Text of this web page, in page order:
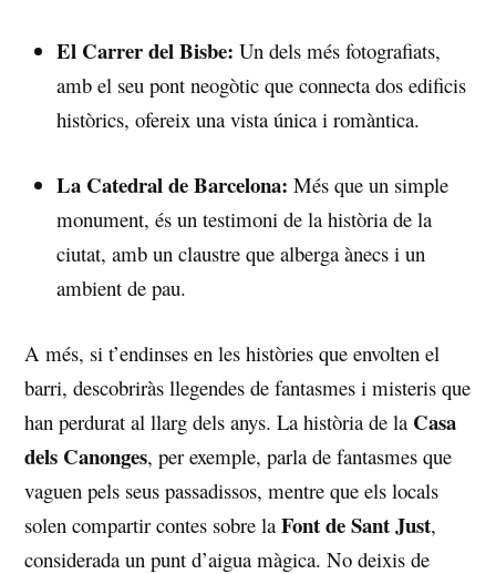
El Carrer del Bisbe: Un ‍dels més fotografiats,
amb el seu pont neogòtic que⁣ connecta dos edificis
històrics, ofereix una vista única i romàntica.
La ‌Catedral de ​Barcelona: Més que⁣ un simple
monument, és un​ testimoni ​de la història de la
ciutat, amb un claustre que⁢ alberga ànecs i ‍un
ambient de pau.
A més, si t’endinses en les històries⁢ que ​envolten el
barri, descobriràs llegendes de fantasmes⁢ i ⁣misteris que
han perdurat al llarg dels anys.‌ La història de la‍ Casa
dels Canonges, per ‍exemple,‍ parla de fantasmes‌ que
vaguen pels seus⁤ passadissos, mentre que els locals
solen compartir contes sobre laFont de Sant Just,⁢
considerada un punt d’aigua màgica. No deixis de